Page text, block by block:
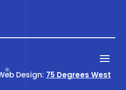
Design: 75 Degrees West